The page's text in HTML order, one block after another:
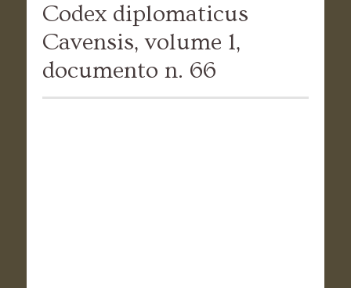
Codex diplomaticus
Cavensis, volume 1,
documento n. 66